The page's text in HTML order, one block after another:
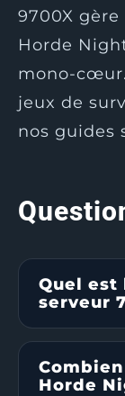
9700X
Horde
mono-
jeux de
nos guides
Quel
serveur
Horde